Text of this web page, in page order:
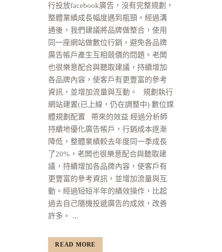
行投放facebook廣告，沒有完整規劃，
整體業績成長幅度遇到瓶頸。經過溝
通後，我們建議將品牌做整合，使用
同一座網站做數位行銷，避免各品牌
廣告帳戶產生互相競價的問題。老闆
也很樂意配合與聽取建議，持續增加
各品牌內容，使客戶有更豐富的參考
資訊，並增加流量與互動。 規劃執行
網站建置(已上線，仍在調整中) 數位媒
體規劃配置 帶來的效益 經過分析師
持續地優化廣告帳戶，行銷成本逐漸
降低，整體業績較去年度同一季成長
了20%，老闆也很樂意配合與聽取建
議，持續增加各品牌內容，使客戶有
更豐富的參考資訊，並增加流量與互
動。經過短短半年的績效操作，比起
過去自己隨機投遞廣告的成效，改善
許多。 ...
READ MORE